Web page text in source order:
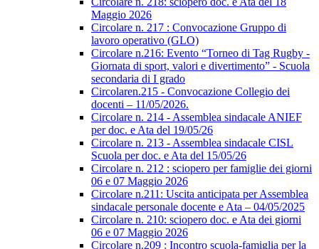
Maggio 2026
Circolare n. 217 : Convocazione Gruppo di
lavoro operativo (GLO)
Circolare n.216: Evento “Torneo di Tag Rugby -
Giornata di sport, valori e divertimento” - Scuola
secondaria di I grado
Circolaren.215 - Convocazione Collegio dei
docenti – 11/05/2026.
Circolare n. 214 - Assemblea sindacale ANIEF
per doc. e Ata del 19/05/26
Circolare n. 213 - Assemblea sindacale CISL
Scuola per doc. e Ata del 15/05/26
Circolare n. 212 : sciopero per famiglie dei giorni
06 e 07 Maggio 2026
Circolare n.211: Uscita anticipata per Assemblea
sindacale personale docente e Ata – 04/05/2025
Circolare n. 210: sciopero doc. e Ata dei giorni
06 e 07 Maggio 2026
Circolare n.209 : Incontro scuola-famiglia per la